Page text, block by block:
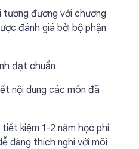
đương với chương
đánh giá bởi bộ phận
đạt chuẩn
nội dung các môn đã
kiệm 1-2 năm học phí
dàng thích nghi với môi